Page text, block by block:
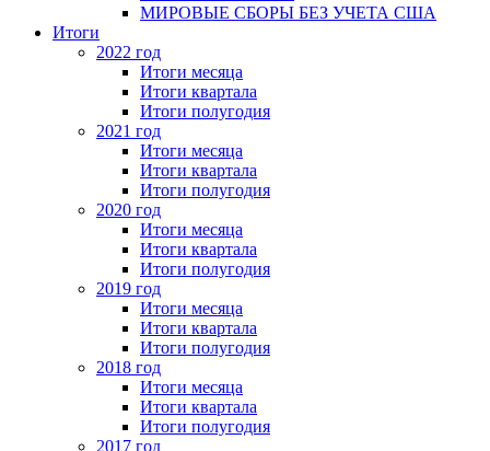
МИРОВЫЕ СБОРЫ БЕЗ УЧЕТА США
Итоги
2022 год
Итоги месяца
Итоги квартала
Итоги полугодия
2021 год
Итоги месяца
Итоги квартала
Итоги полугодия
2020 год
Итоги месяца
Итоги квартала
Итоги полугодия
2019 год
Итоги месяца
Итоги квартала
Итоги полугодия
2018 год
Итоги месяца
Итоги квартала
Итоги полугодия
2017 год